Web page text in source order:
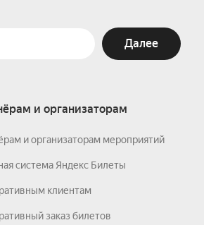
Далее
и организаторам
и организаторам мероприятий
система Яндекс Билеты
клиентам
заказ билетов